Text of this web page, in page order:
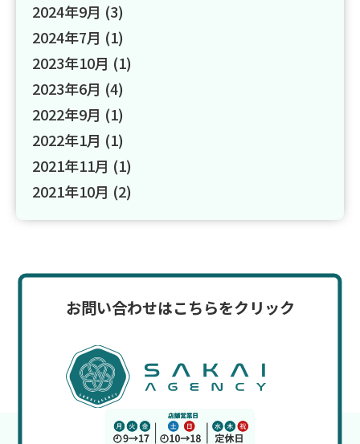
2024年9月 (3)
2024年7月 (1)
2023年10月 (1)
2023年6月 (4)
2022年9月 (1)
2022年1月 (1)
2021年11月 (1)
2021年10月 (2)
お問い合わせはこちらをクリック